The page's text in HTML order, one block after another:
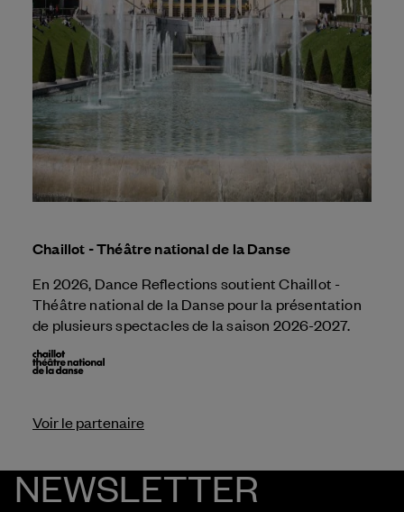
Chaillot - Théâtre national de la Danse
En 2026, Dance Reflections soutient Chaillot -
Théâtre national de la Danse pour la présentation
de plusieurs spectacles de la saison 2026-2027.
Voir le partenaire
NEWSLETTER